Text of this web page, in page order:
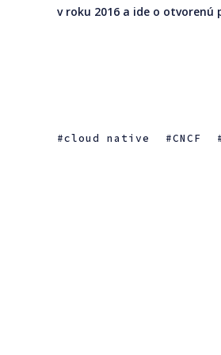
v roku 2016 a ide o
cloud native CNCF